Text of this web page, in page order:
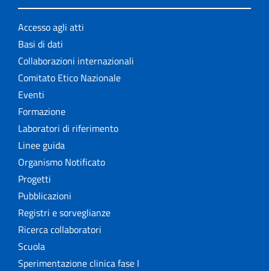
Accesso agli atti
Basi di dati
Collaborazioni internazionali
Comitato Etico Nazionale
Eventi
Formazione
Laboratori di riferimento
Linee guida
Organismo Notificato
Progetti
Pubblicazioni
Registri e sorveglianze
Ricerca collaboratori
Scuola
Sperimentazione clinica fase I